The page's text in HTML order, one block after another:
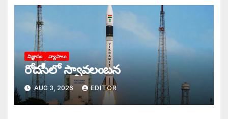
విజ్ఞానం వ్యాసాలు
రోదసీలో స్వావలంబన
AUG 3, 2026 EDITOR